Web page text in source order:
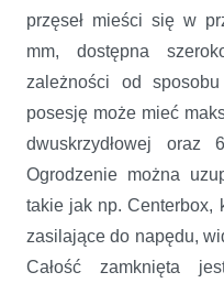
przęseł mieści się w
mm, dostępna
zależności od
posesję może mieć
dwuskrzydłowej oraz
Ogrodzenie można
takie jak np. Centerbox,
zasilające do napędu,
Całość zamknięta